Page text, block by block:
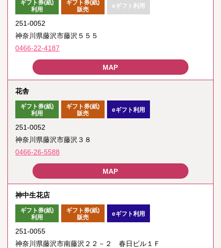
ギフト券(紙)
利用
ギフト券(紙)
販売
eギフト利用
251-0052
神奈川県藤沢市藤沢５５５
0466-22-4187
花舎
ギフト券(紙)
利用
ギフト券(紙)
販売
eギフト利用
251-0052
神奈川県藤沢市藤沢３８
0466-26-5588
神中生花店
ギフト券(紙)
利用
ギフト券(紙)
販売
eギフト利用
251-0055
神奈川県藤沢市南藤沢２２－２ 春日ビル１Ｆ